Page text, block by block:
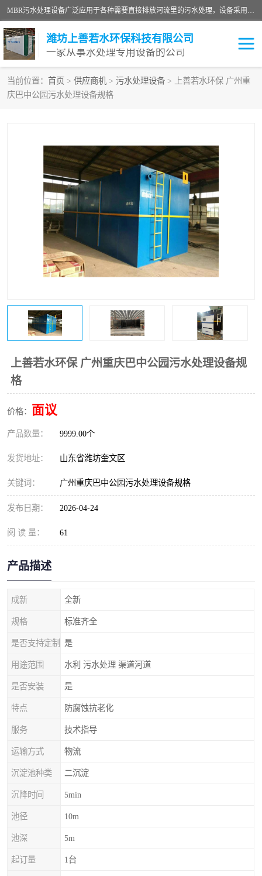
MBR污水处理设备广泛应用于各种需要直接排放河流里的污水处理，设备采用膜生物反应器（Membrane Bioreactor,简称MBR〕技术，取代了传统工艺中的二沉池，它可以*地进行固液分离，得到直接使用的稳定中水，又可在生物池内维持高浓度的微生物量，工艺剩余污泥少，极有效地去除氨氮，出水悬浮物和浊度接近于零，出水中细菌和病毒被大幅度去除，能耗低，占地面积小。
潍坊上善若水环保科技有限公司
一家从事水处理专用设备的公司
当前位置： 首页 > 供应商机 > 污水处理设备 > 上善若水环保 广州重
庆巴中公园污水处理设备规格
上善若水环保 广州重庆巴中公园污水处理设备规
格
价格： 面议
产品数量： 9999.00个
发货地址： 山东省潍坊奎文区
关键词： 广州重庆巴中公园污水处理设备规格
发布日期： 2026-04-24
阅 读 量： 61
产品描述
成新 全新
规格 标准齐全
是否支持定制 是
用途范围 水利 污水处理 渠道河道
是否安装 是
特点 防腐蚀抗老化
服务 技术指导
运输方式 物流
沉淀池种类 二沉淀
沉降时间 5min
池径 10m
池深 5m
起订量 1台
污水处理设备
洗涤污水处理设备 实验室污水处理设备
诊所门诊污水处理设备 臭氧消毒设备
养殖污水处理设备 屠宰污水处理设备
一体化污水处理设备 食品制造业污水处理设备
医院辐射污水衰变池